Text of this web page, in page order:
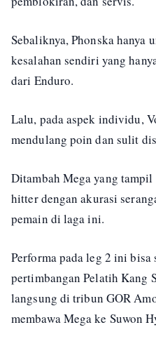
Sebaliknya, Phonska hanya
kesalahan sendiri yang
dari Enduro.
Lalu, pada aspek individu,
mendulang poin dan sulit
Ditambah Mega yang
hitter dengan akurasi
pemain di laga ini.
Performa pada leg 2 ini bisa
pertimbangan Pelatih Kang
langsung di tribun GOR
membawa Mega ke Suwon